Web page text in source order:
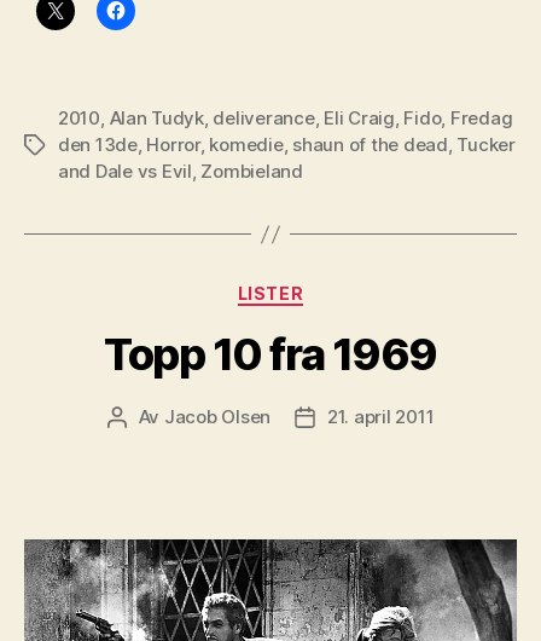
Stikkord
2010, Alan Tudyk, deliverance, Eli Craig, Fido, Fredag
den 13de, Horror, komedie, shaun of the dead, Tucker
and Dale vs Evil, Zombieland
Kategorier
LISTER
Topp 10 fra 1969
Innleggsforfatter
Av Jacob Olsen Publiseringsdato
21. april 2011